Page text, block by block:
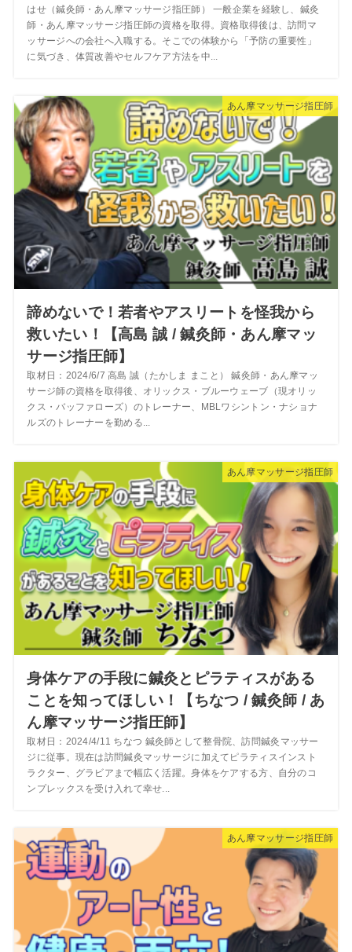
はせ（鍼灸師・あん摩マッサージ指圧師） 一般企業を経験し、鍼灸
師・あん摩マッサージ指圧師の資格を取得。資格取得後は、訪問マ
ッサージへの会社へ入職する。そこでの体験から「予防の重要性」
に気づき、体質改善やセルフケア方法を中...
あん摩マッサージ指圧師
諦めないで！若者やアスリートを怪我から
救いたい！【高島 誠 / 鍼灸師・あん摩マッ
サージ指圧師】
取材日：2024/6/7 高島 誠（たかしま まこと） 鍼灸師・あん摩マッ
サージ師の資格を取得後、オリックス・ブルーウェーブ（現オリッ
クス・バッファローズ）のトレーナー、MBLワシントン・ナショナ
ルズのトレーナーを勤める...
あん摩マッサージ指圧師
身体ケアの手段に鍼灸とピラティスがある
ことを知ってほしい！【ちなつ / 鍼灸師 / あ
ん摩マッサージ指圧師】
取材日：2024/4/11 ちなつ 鍼灸師として整骨院、訪問鍼灸マッサー
ジに従事。現在は訪問鍼灸マッサージに加えてピラティスインスト
ラクター、グラビアまで幅広く活躍。身体をケアする方、自分のコ
ンプレックスを受け入れて幸せ...
あん摩マッサージ指圧師